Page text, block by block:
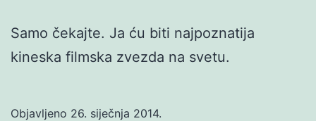
Samo čekajte. Ja ću biti najpoznatija
kineska filmska zvezda na svetu.
Objavljeno 26. siječnja 2014.